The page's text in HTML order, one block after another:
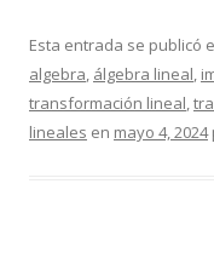
Esta entrada se publicó
algebra, álgebra lineal,
transformación lineal,
lineales en mayo 4, 2024